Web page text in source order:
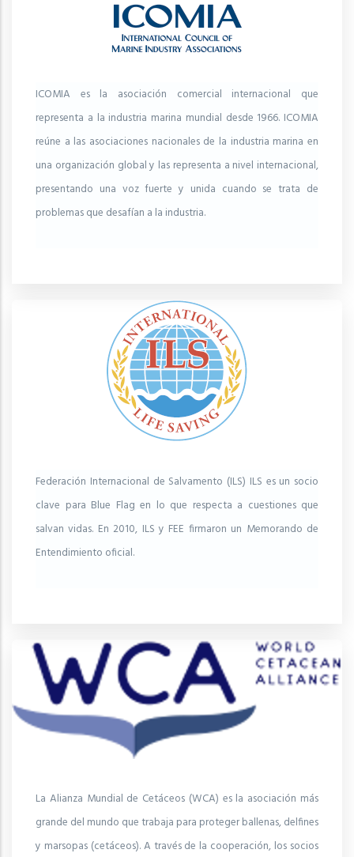
ICOMIA es la asociación comercial internacional que
representa a la industria marina mundial desde 1966. ICOMIA
reúne a las asociaciones nacionales de la industria marina en
una organización global y las representa a nivel internacional,
presentando una voz fuerte y unida cuando se trata de
problemas que desafían a la industria.
Federación Internacional de Salvamento (ILS) ILS es un socio
clave para Blue Flag en lo que respecta a cuestiones que
salvan vidas. En 2010, ILS y FEE firmaron un Memorando de
Entendimiento oficial.
La Alianza Mundial de Cetáceos (WCA) es la asociación más
grande del mundo que trabaja para proteger ballenas, delfines
y marsopas (cetáceos). A través de la cooperación, los socios